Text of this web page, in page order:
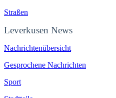
Straßen
Leverkusen News
Nachrichtenübersicht
Gesprochene Nachrichten
Sport